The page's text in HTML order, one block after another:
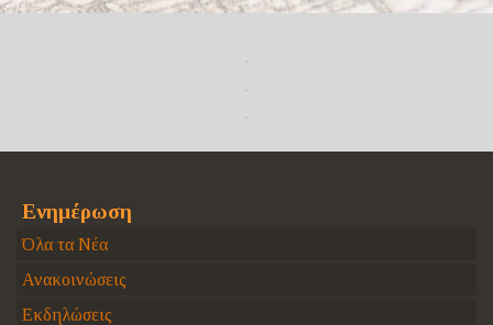
Ενημέρωση
Όλα τα Νέα
Ανακοινώσεις
Εκδηλώσεις